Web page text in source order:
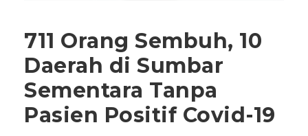
711 Orang Sembuh, 10
Daerah di Sumbar
Sementara Tanpa
Pasien Positif Covid-19